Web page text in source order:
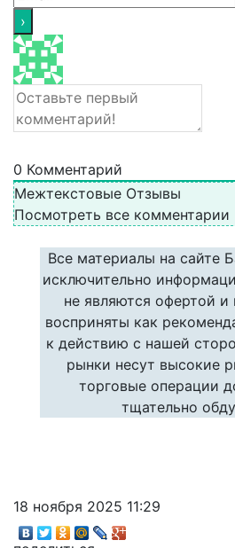
0 Комментарий
Межтекстовые Отзывы
Посмотреть все комментарии
Все материалы на сайте
исключительно
не являются офертой и
восприняты как
к действию с нашей
рынки несут высокие
торговые операции
тщательно
18 ноября 2025 11:29